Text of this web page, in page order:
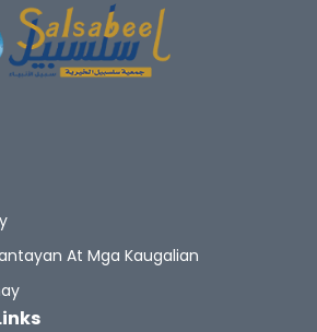
At Mga Kaugalian